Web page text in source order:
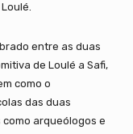
entre as duas
de Loulé a Safi,
como o
das duas
arqueólogos e